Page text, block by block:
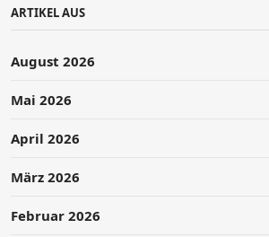
ARTIKEL AUS
August 2026
Mai 2026
April 2026
März 2026
Februar 2026